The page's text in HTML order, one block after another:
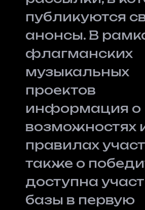
публикуются
анонсы. В
флагманских
музыкальных
проектов
информация о
возможностях
правилах
также о
доступна
базы в первую